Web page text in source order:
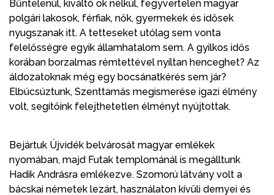
Bűntelenül, kiváltó ok nélkül, fegyvertelen magyar
polgári lakosok, férfiak, nők, gyermekek és idősek
nyugszanak itt. A tetteseket utólag sem vonta
felelősségre egyik államhatalom sem. A gyilkos idős
korában borzalmas rémtettével nyíltan henceghet? Az
áldozatoknak még egy bocsánatkérés sem jár?
Elbúcsúztunk, Szenttamás megismerése igazi élmény
volt, segítőink felejthetetlen élményt nyújtottak.
Bejártuk Újvidék belvárosát magyar emlékek
nyomában, majd Futak templománál is megálltunk
Hadik Andrásra emlékezve. Szomorú látvány volt a
bácskai németek lezárt, használaton kívüli dernyei és